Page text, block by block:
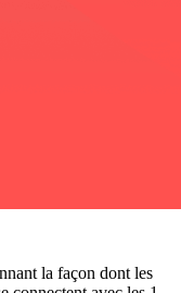
la façon dont les